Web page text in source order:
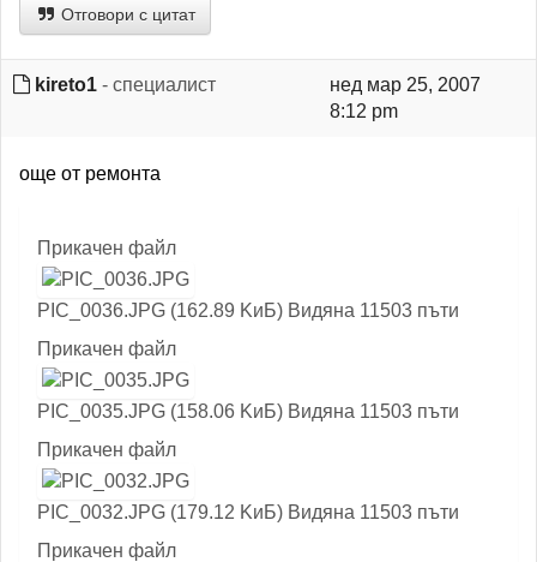
Отговори с цитат
kireto1 - специалист
нед мар 25, 2007
8:12 pm
още от ремонта
Прикачен файл
PIC_0036.JPG (162.89 KиБ) Видяна 11503 пъти
Прикачен файл
PIC_0035.JPG (158.06 KиБ) Видяна 11503 пъти
Прикачен файл
PIC_0032.JPG (179.12 KиБ) Видяна 11503 пъти
Прикачен файл